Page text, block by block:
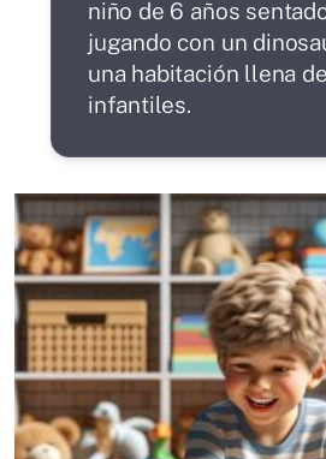
niño de 6 años
jugando con un
una habitación llena
infantiles.